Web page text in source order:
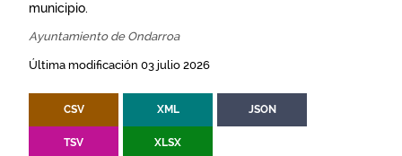
municipio.
Ayuntamiento de Ondarroa
Última modificación 03 julio 2026
CSV XML JSON
TSV XLSX